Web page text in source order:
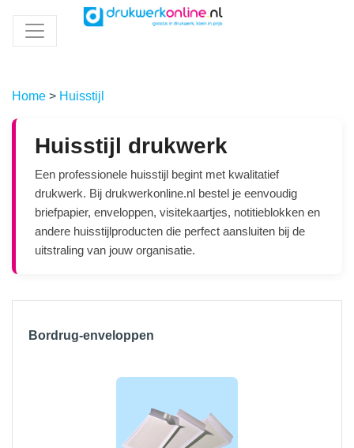
Home > Huisstijl
Huisstijl drukwerk
Een professionele huisstijl begint met kwalitatief
drukwerk. Bij drukwerkonline.nl bestel je eenvoudig
briefpapier, enveloppen, visitekaartjes, notitieblokken en
andere huisstijlproducten die perfect aansluiten bij de
uitstraling van jouw organisatie.
Bordrug-enveloppen